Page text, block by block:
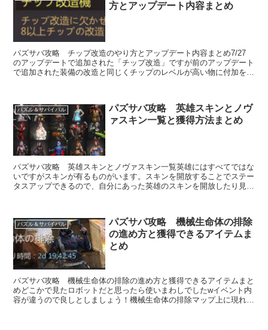
方とアップデート内容まとめ
パズサバ攻略 チップ改造のやり方とアップデート内容まとめ7/27
のアップデートで追加された「チップ改造」ですが前のアップデート
で追加された装備の改造と同じくチップのレベルが高い物に付加をつ
パズル＆サバイバル
パズサバ攻略 英雄スキンとノヴ
ァスキン一覧と獲得方法まとめ
パズサバ攻略 英雄スキンとノヴァスキン一覧英雄にはすべてではな
いですがスキンが有るものがいます。スキンを開放することでステー
タスアップできるので、自分にあった英雄のスキンを開放したり見た
パズル＆サバイバル
パズサバ攻略 機械生命体の排除
の進め方と獲得できるアイテムま
とめ
パズサバ攻略 機械生命体の排除の進め方と獲得できるアイテムまと
めどこかで見たロボットだと思ったら使いまわしでしたwイベント内
容が違うので良しとしましょう！機械生命体の排除マップ上に現れた